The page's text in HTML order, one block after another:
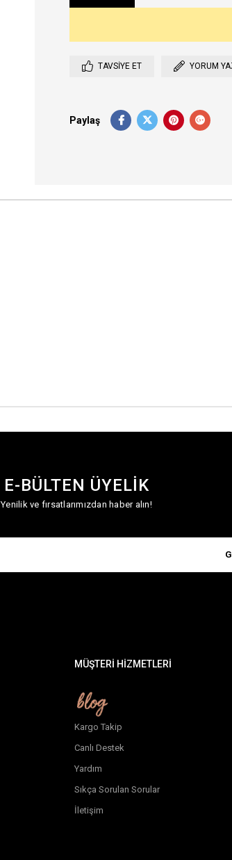
TAVSIYE ET YORUM
Paylaş
E-BÜLTEN ÜYELİK
Yenilik ve fırsatlarımızdan haber alın!
MÜŞTERİ HİZMETLERİ
Kargo Takip
Canlı Destek
Yardım
Sıkça Sorulan Sorular
İletişim